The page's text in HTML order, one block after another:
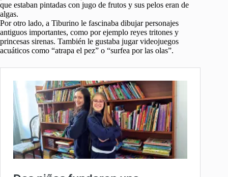
que estaban pintadas con jugo de frutos y sus pelos eran de
algas.
Por otro lado, a Tiburino le fascinaba dibujar personajes
antiguos importantes, como por ejemplo reyes tritones y
princesas sirenas. También le gustaba jugar videojuegos
acuáticos como “atrapa el pez” o “surfea por las olas”.